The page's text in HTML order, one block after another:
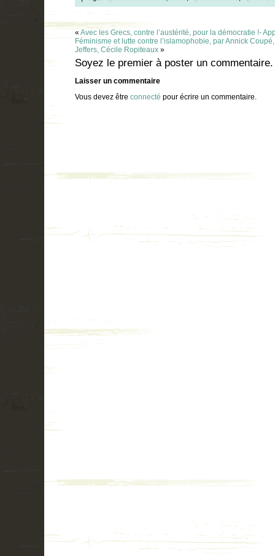
« Avec les Grecs, contre l’austérité, pour la démocratie !-
Féminisme et lutte contre l’islamophobie, par Annick
Jeffers, Cécile Ropiteaux »
Soyez le premier à poster un commentaire.
Laisser un commentaire
Vous devez être connecté pour écrire un commentaire.